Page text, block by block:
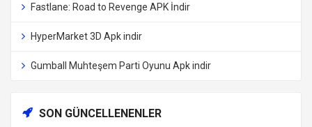
Fastlane: Road to Revenge APK İndir
HyperMarket 3D Apk indir
Gumball Muhteşem Parti Oyunu Apk indir
SON GÜNCELLENENLER